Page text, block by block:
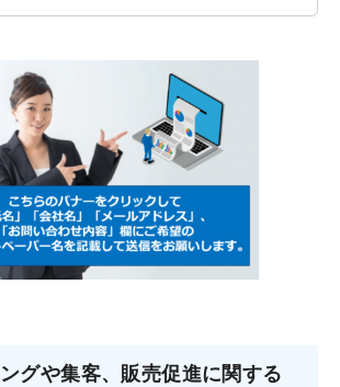
グや集客、販売促進に関する